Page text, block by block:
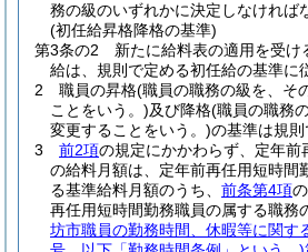
務の級のいずれかに決定しなければ
(初任給昇格降格の基準)
第3条の2
新たに給料表の適用を受
給は、規則で定める初任給の基準に
2
職員の昇格(職員の職務の級を、そ
ことをいう。)及び降格(職員の職務
変更することをいう。)の基準は規則
3
前2項の規定にかかわらず、定年前
の給料月額は、定年前再任用短時間
る基準給料月額のうち、 前条第4項
再任用短時間勤務職員の属する職務
坊市職員の勤務時間、休暇等に関す